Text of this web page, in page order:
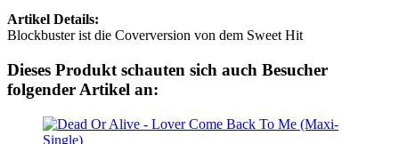
Artikel Details:
Blockbuster ist die Coverversion von dem Sweet Hit
Dieses Produkt schauten sich auch Besucher
folgender Artikel an: